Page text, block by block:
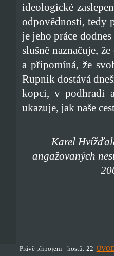
ideologické
odpovědnosti, tedy
je jeho práce
slušně naznačuje,
a připomíná, že
Rupnik dostává
kopci, v podhradí
ukazuje, jak naše
Karel
angažovaných
Právě připojeni - hostů: 22